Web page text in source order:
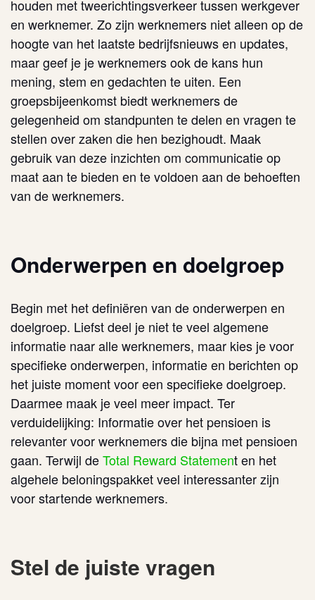
houden met tweerichtingsverkeer tussen werkgever
en werknemer. Zo zijn werknemers niet alleen op de
hoogte van het laatste bedrijfsnieuws en updates,
maar geef je je werknemers ook de kans hun
mening, stem en gedachten te uiten. Een
groepsbijeenkomst biedt werknemers de
gelegenheid om standpunten te delen en vragen te
stellen over zaken die hen bezighoudt. Maak
gebruik van deze inzichten om communicatie op
maat aan te bieden en te voldoen aan de behoeften
van de werknemers.
Onderwerpen en doelgroep
Begin met het definiëren van de onderwerpen en
doelgroep. Liefst deel je niet te veel algemene
informatie naar alle werknemers, maar kies je voor
specifieke onderwerpen, informatie en berichten op
het juiste moment voor een specifieke doelgroep.
Daarmee maak je veel meer impact. Ter
verduidelijking: Informatie over het pensioen is
relevanter voor werknemers die bijna met pensioen
gaan. Terwijl deTotal Reward Statement en het
algehele beloningspakket veel interessanter zijn
voor startende werknemers.
Stel de juiste vragen